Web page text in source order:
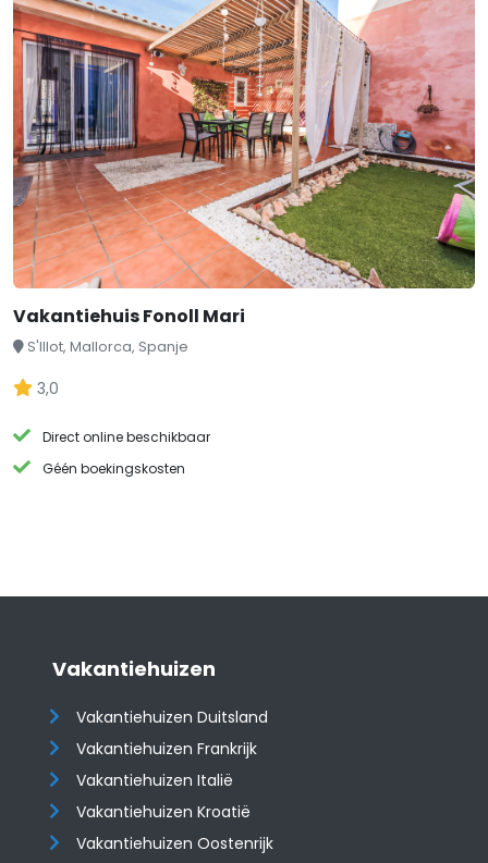
Vakantiehuis Fonoll Mari
S'Illot, Mallorca, Spanje
3,0
Direct online beschikbaar
Géén boekingskosten
Vakantiehuizen
Vakantiehuizen Duitsland
Vakantiehuizen Frankrijk
Vakantiehuizen Italië
Vakantiehuizen Kroatië
​​​​​​​Vakantiehuizen Oostenrijk